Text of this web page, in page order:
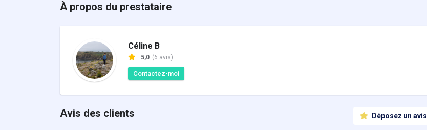
À propos du prestataire
Céline B
5,0 (6 avis)
Contactez-moi
Déposez un avis
Avis des clients